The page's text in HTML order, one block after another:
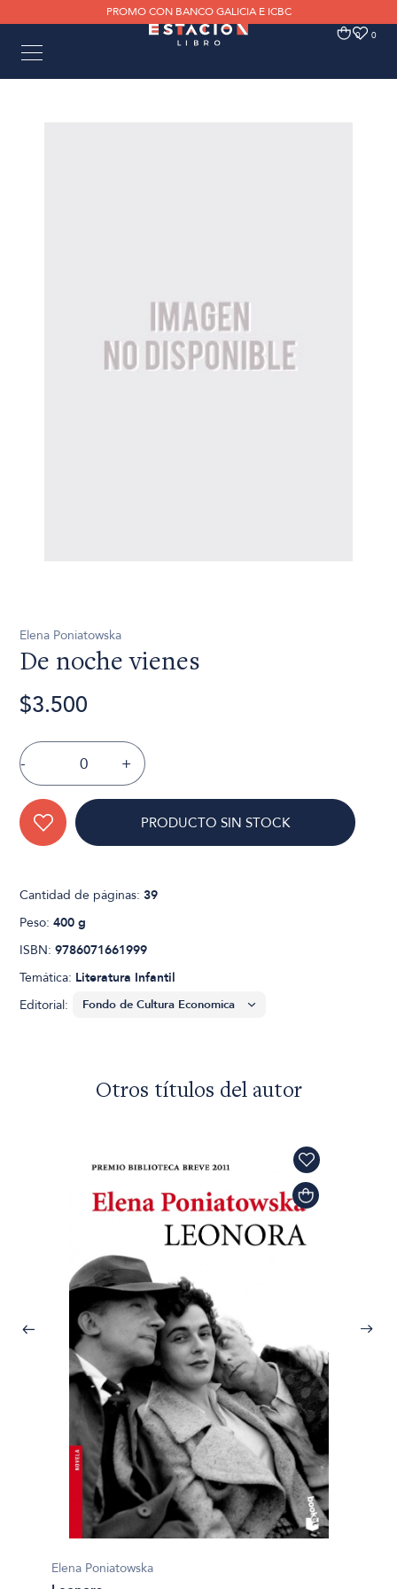
PROMO CON BANCO GALICIA E ICBC
0 0
Elena Poniatowska
De noche vienes
$3.500
- +
PRODUCTO SIN STOCK
Cantidad de páginas:39
Peso:400 g
ISBN:9786071661999
Temática: Literatura Infantil
Editorial:
Otros títulos del autor
Elena Poniatowska